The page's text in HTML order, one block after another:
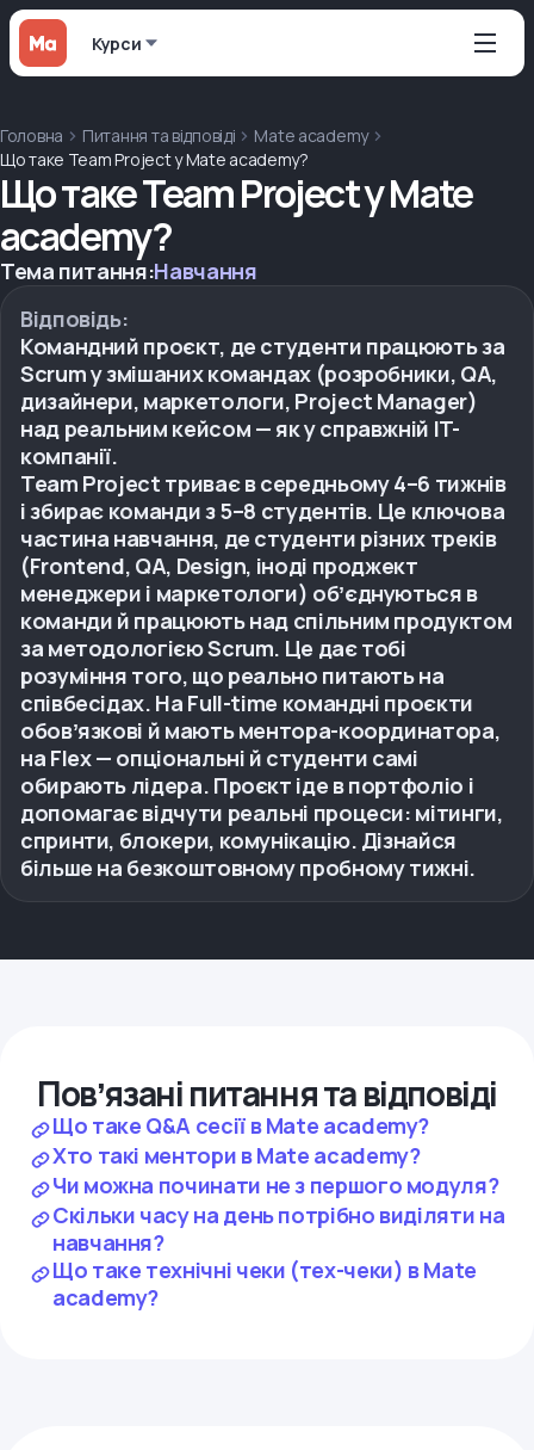
Курси
Головна Питання та відповіді
Mate academy
Що таке Team Project у Mate academy?
Що таке Team Project у Mate
academy?
Тема питання:Навчання
Відповідь:
Командний проєкт, де студенти працюють за
Scrum у змішаних командах (розробники, QA,
дизайнери, маркетологи, Project Manager)
над реальним кейсом — як у справжній IT-
компанії.
Team Project триває в середньому 4–6 тижнів
і збирає команди з 5–8 студентів. Це ключова
частина навчання, де студенти різних треків
(Frontend, QA, Design, іноді проджект
менеджери і маркетологи) обʼєднуються в
команди й працюють над спільним продуктом
за методологією Scrum. Це дає тобі
розуміння того, що реально питають на
співбесідах. На Full-time командні проєкти
обовʼязкові й мають ментора-координатора,
на Flex — опціональні й студенти самі
обирають лідера. Проєкт іде в портфоліо і
допомагає відчути реальні процеси: мітинги,
спринти, блокери, комунікацію. Дізнайся
більше на безкоштовному пробному тижні.
Повʼязані питання та відповіді
Що таке Q&A сесії в Mate academy?
Хто такі ментори в Mate academy?
Чи можна починати не з першого модуля?
Скільки часу на день потрібно виділяти на
навчання?
Що таке технічні чеки (тех-чеки) в Mate
academy?